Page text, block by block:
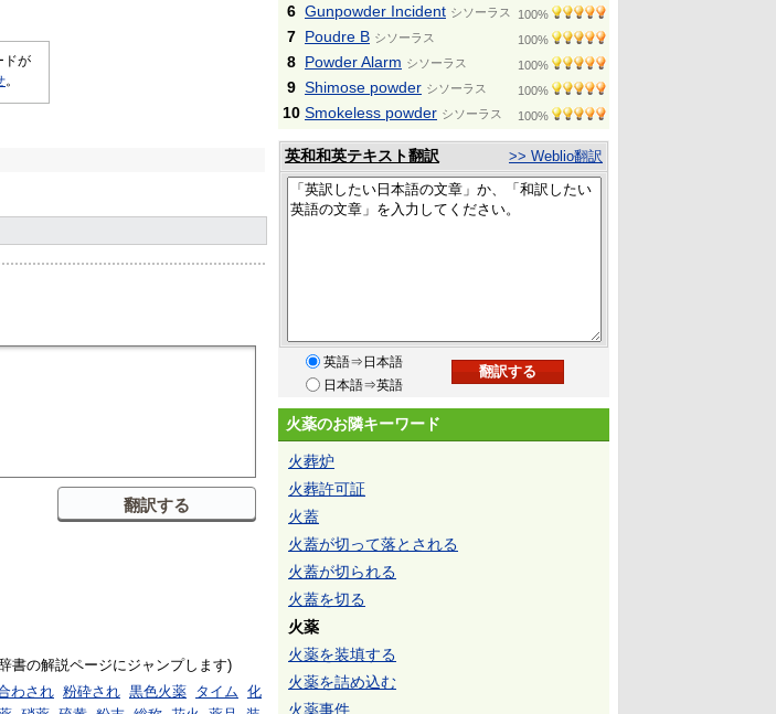
ドが
。
書の解説ページにジャンプします)
わされ 粉砕され 黒色火薬 タイム 化
6 Gunpowder Incident シソーラス 100%
7 Poudre B シソーラス 100%
8 Powder Alarm シソーラス 100%
9 Shimose powder シソーラス 100%
10 Smokeless powder シソーラス 100%
英和和英テキスト翻訳 >> Weblio翻訳
英語⇒日本語
日本語⇒英語
火薬のお隣キーワード
火葬炉
火葬許可証
火蓋
火蓋が切って落とされる
火蓋が切られる
火蓋を切る
火薬
火薬を装填する
火薬を詰め込む
火薬事件